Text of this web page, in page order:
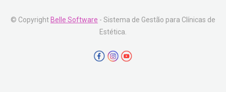
© Copyright Belle Software - Sistema de Gestão para Clínicas de
Estética.